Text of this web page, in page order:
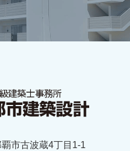
市古波蔵4丁目1-1